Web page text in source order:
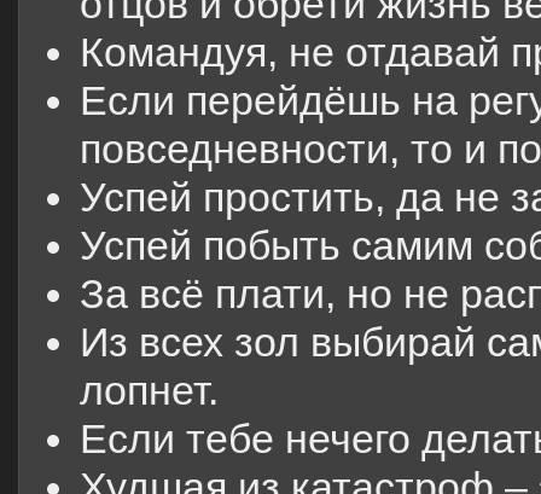
Командуя, не отдавай
Если перейдёшь на
повседневности, то и
Успей простить, да не
Успей побыть самим
За всё плати, но не
Из всех зол выбирай
лопнет.
Если тебе нечего